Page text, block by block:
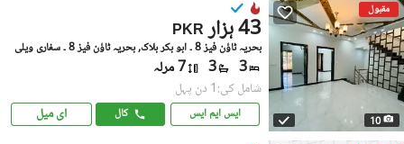
مقبول
10
PKR 43 ہزار
بحریہ ٹاؤن فیز 8 ۔ ابو بکر بلاک, بحریہ ٹاؤن فیز 8 ۔ سفاری ویلی
3
3 7 مرلہ
شامل کی:1 دن پہل
ایس ایم ایس کال ای میل